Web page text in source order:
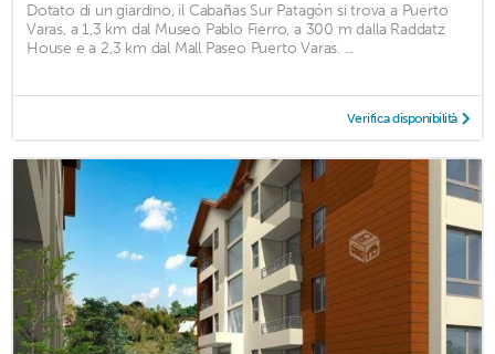
Dotato di un giardino, il Cabañas Sur Patagón si trova a Puerto
Varas, a 1,3 km dal Museo Pablo Fierro, a 300 m dalla Raddatz
House e a 2,3 km dal Mall Paseo Puerto Varas. ...
Verifica disponibilità